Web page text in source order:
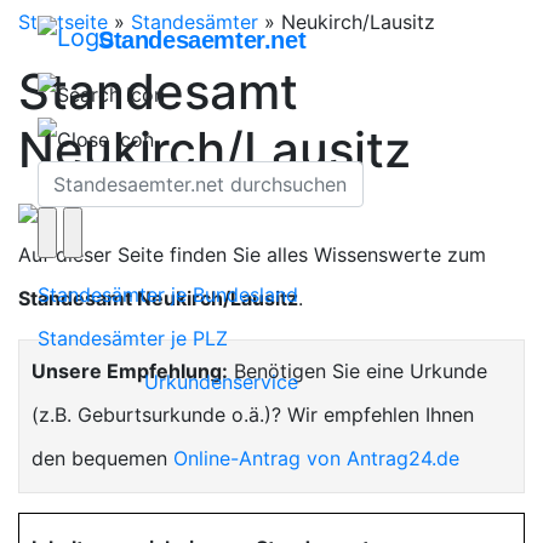
Standesaemter.net
Standesämter je Bundesland
Standesämter je PLZ
Urkundenservice
Startseite » Standesämter » Neukirch/Lausitz
Standesamt
Neukirch/Lausitz
Auf dieser Seite finden Sie alles Wissenswerte zum
Standesamt Neukirch/Lausitz.
Unsere Empfehlung: Benötigen Sie eine Urkunde
(z.B. Geburtsurkunde o.ä.)? Wir empfehlen Ihnen
den bequemen Online-Antrag von Antrag24.de